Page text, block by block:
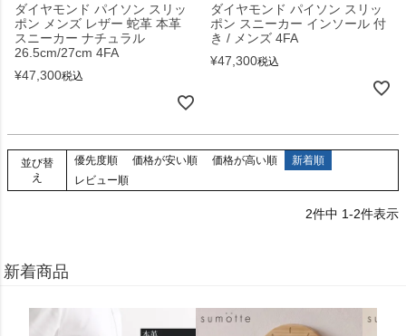
ダイヤモンド パイソン スリッ
ポン メンズ レザー 蛇革 本革
スニーカー ナチュラル
26.5cm/27cm 4FA
¥47,300税込
ダイヤモンド パイソン スリッ
ポン スニーカー インソール 付
き / メンズ 4FA
¥47,300税込
並び替
え
優先度順 価格が安い順 価格が高い順
新着順
レビュー順
2件中 1-2件表示
新着商品